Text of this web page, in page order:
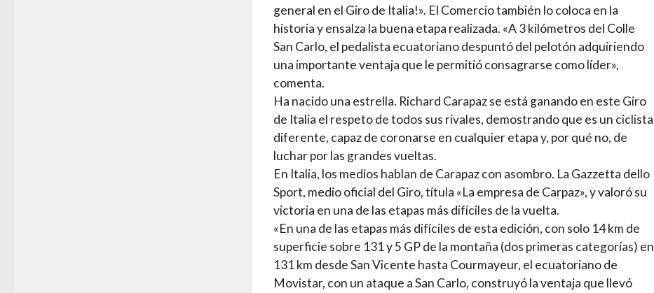
general en el Giro de Italia!». El Comercio también lo coloca en la
historia y ensalza la buena etapa realizada. «A 3 kilómetros del Colle
San Carlo, el pedalista ecuatoriano despuntó del pelotón adquiriendo
una importante ventaja que le permitió consagrarse como líder»,
comenta.
Ha nacido una estrella. Richard Carapaz se está ganando en este Giro
de Italia el respeto de todos sus rivales, demostrando que es un ciclista
diferente, capaz de coronarse en cualquier etapa y, por qué no, de
luchar por las grandes vueltas.
En Italia, los medios hablan de Carapaz con asombro. La Gazzetta dello
Sport, medio oficial del Giro, títula «La empresa de Carpaz», y valoró su
victoria en una de las etapas más difíciles de la vuelta.
«En una de las etapas más difíciles de esta edición, con solo 14 km de
superficie sobre 131 y 5 GP de la montaña (dos primeras categorías) en
131 km desde San Vicente hasta Courmayeur, el ecuatoriano de
Movistar, con un ataque a San Carlo, construyó la ventaja que llevó